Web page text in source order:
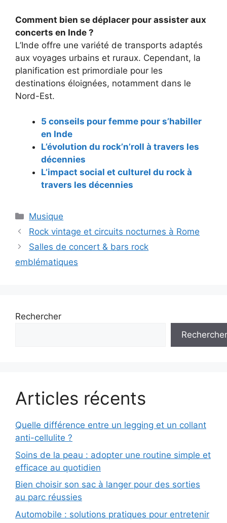
Comment bien se déplacer pour assister aux
concerts en Inde ?
L’Inde offre une variété de transports adaptés
aux voyages urbains et ruraux. Cependant, la
planification est primordiale pour les
destinations éloignées, notamment dans le
Nord-Est.
5 conseils pour femme pour s’habiller
en Inde
L’évolution du rock’n’roll à travers les
décennies
L’impact social et culturel du rock à
travers les décennies
Catégories
Musique
Navigation
des
Rock vintage et circuits nocturnes à Rome
Salles de concert & bars rock
emblématiques
Rechercher
Rechercher
Articles récents
Quelle différence entre un legging et un collant
anti-cellulite ?
Soins de la peau : adopter une routine simple et
efficace au quotidien
Bien choisir son sac à langer pour des sorties
au parc réussies
Automobile : solutions pratiques pour entretenir